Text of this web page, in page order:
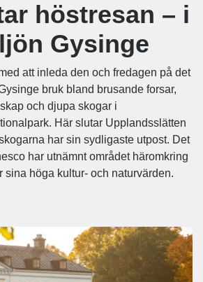
höstresan – i
Gysinge
att inleda den och fredagen på det
bruk bland brusande forsar,
och djupa skogar i
Här slutar Upplandsslätten
har sin sydligaste utpost. Det
har utnämnt området häromkring
sina höga kultur- och naturvärden.